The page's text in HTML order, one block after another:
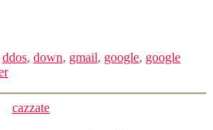
ddos, down, gmail, google, google
Categorie
cazzate